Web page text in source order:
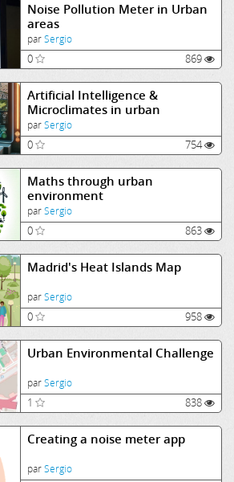
Noise Pollution Meter in Urban
areas
parSergio
0 869
Artificial Intelligence &
Microclimates in urban
environments
parSergio
0 754
Maths through urban
environment
parSergio
0 863
Madrid's Heat Islands Map
parSergio
0 958
Urban Environmental Challenge
parSergio
1 838
Creating a noise meter app
parSergio